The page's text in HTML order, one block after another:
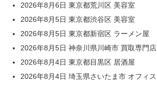
2026年8月6日 東京都荒川区 美容室
2026年8月5日 東京都渋谷区 美容室
2026年8月5日 東京都新宿区 ラーメン屋
2026年8月5日 神奈川県川崎市 買取専門店
2026年8月4日 東京都目黒区 居酒屋
2026年8月4日 埼玉県さいたま市 オフィス